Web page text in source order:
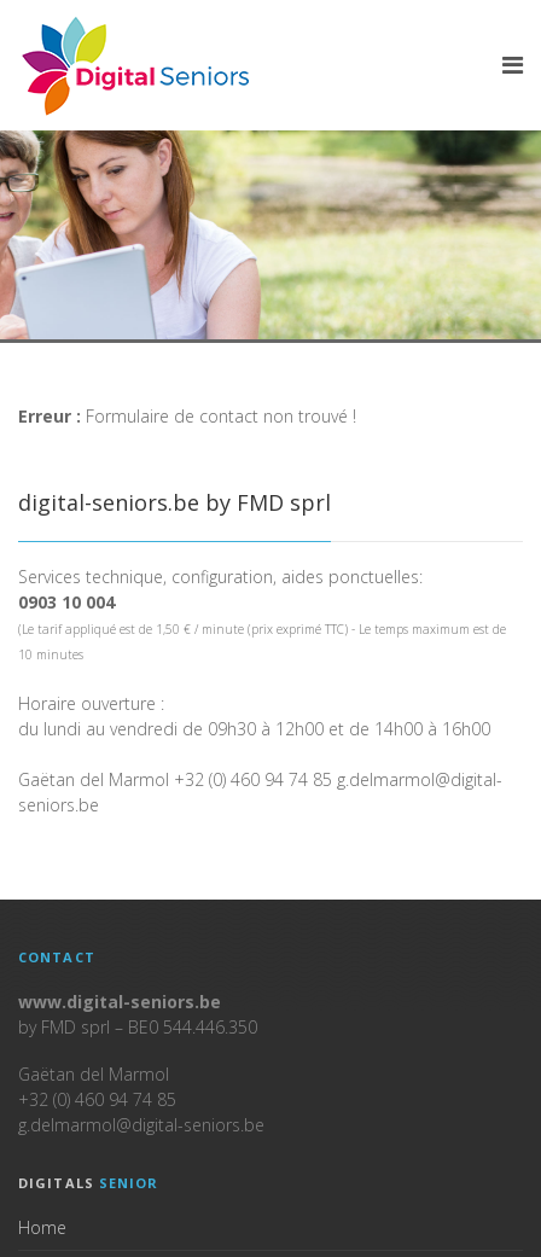
Erreur : Formulaire de contact non trouvé !
digital-seniors.be by FMD sprl
Services technique, configuration, aides ponctuelles:
0903 10 004
(Le tarif appliqué est de 1,50 € / minute (prix exprimé TTC) - Le temps maximum est de
10 minutes
Horaire ouverture :
du lundi au vendredi de 09h30 à 12h00 et de 14h00 à 16h00
Gaëtan del Marmol +32 (0) 460 94 74 85 g.delmarmol@digital-
seniors.be
CONTACT
www.digital-seniors.be
by FMD sprl – BE0 544.446.350
Gaëtan del Marmol
+32 (0) 460 94 74 85
g.delmarmol@digital-seniors.be
DIGITALS SENIOR
Home